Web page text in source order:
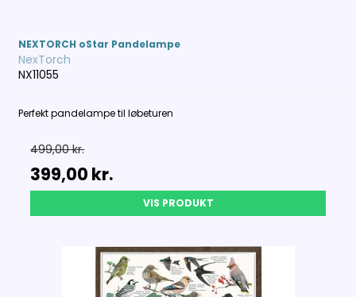
NEXTORCH oStar Pandelampe
NexTorch
NX11055
Perfekt pandelampe til løbeturen
499,00 kr.
399,00 kr.
VIS PRODUKT